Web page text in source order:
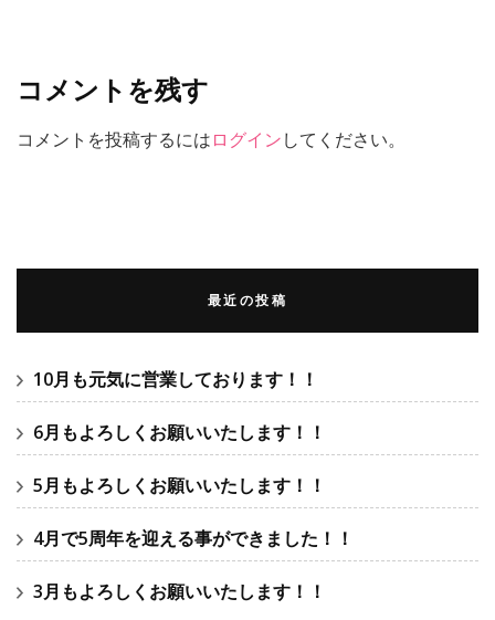
コメントを残す
コメントを投稿するにはログインしてください。
最近の投稿
10月も元気に営業しております！！
6月もよろしくお願いいたします！！
5月もよろしくお願いいたします！！
4月で5周年を迎える事ができました！！
3月もよろしくお願いいたします！！